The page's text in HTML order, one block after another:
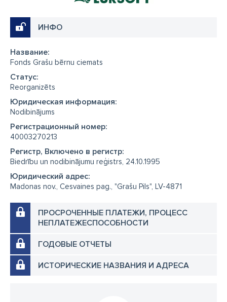
ИНФО
Название:
Fonds Grašu bērnu ciemats
Cтатус:
Reorganizēts
Юридическая информация:
Nodibinājums
Регистрационный номер:
40003270213
Регистр, Включено в регистр:
Biedrību un nodibinājumu reģistrs, 24.10.1995
Юридический адрес:
Madonas nov., Cesvaines pag., "Grašu Pils", LV-4871
ПРОСРОЧЕННЫЕ ПЛАТЕЖИ, ПРОЦЕСС
НЕПЛАТЕЖЕСПОСОБНОСТИ
ГОДОВЫЕ ОТЧЕТЫ
ИСТОРИЧЕСКИЕ НАЗВАНИЯ И АДРЕСА